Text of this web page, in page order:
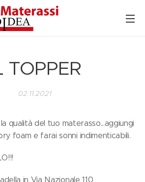
TOPPER
02.11.2021
qualità del tuo materasso...aggiungi
foam e farai sonni indimenticabili.
in Via Nazionale 110